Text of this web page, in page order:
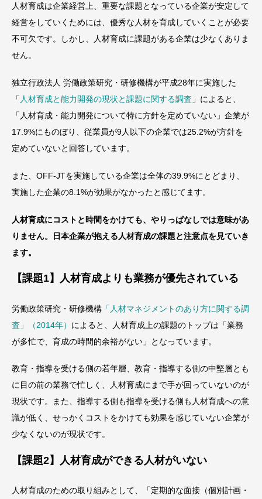
人材育成は企業経営上、重要な課題となっている企業が安定して
経営をしていくためには、優秀な人材を育成していくことが必要
不可欠です。しかし、人材育成に課題がある企業は少なくありま
せん。
独立行政法人 労働政策研究・研修機構が平成28年に実施した
「 人材育成と能力開発の現状と課題に関する調査 」によると、
「人材育成・能力開発について特に方針を定めていない」企業が
17.9%にものぼり、従業員が9人以下の企業では25.2%が方針を
定めていないと回答しています。
また、OFF-JTを実施している企業は全体の39.9%にとどまり、
実施した企業の8.1%が効果がなかったと感じてます。
人材育成にコストと時間をかけても、やりっぱなしでは意味があ
りません。日本企業が抱える人材育成の課題と注意点を見ていき
ます。
【課題1】人材育成よりも業務が優先されている
労働政策研究・研修機構 「人材マネジメントのあり方に関する調
査」（2014年） によると、人材育成上の課題のトップは「業務
が多忙で、育成の時間的余裕がない」となっています。
教育・指導を受ける側の若年層、教育・指導する側の中堅層とも
に目の前の業務で忙しく、人材育成にまで手が回っていないのが
現状です。また、指導する側も指導を受ける側も人材育成への意
識が低く、せっかくコストをかけても効果を感じていない企業が
少なくないのが現状です。
【課題2】人材育成ができる人材がいない
人材育成のための取り組みとして、「定期的な面接（個別計画・